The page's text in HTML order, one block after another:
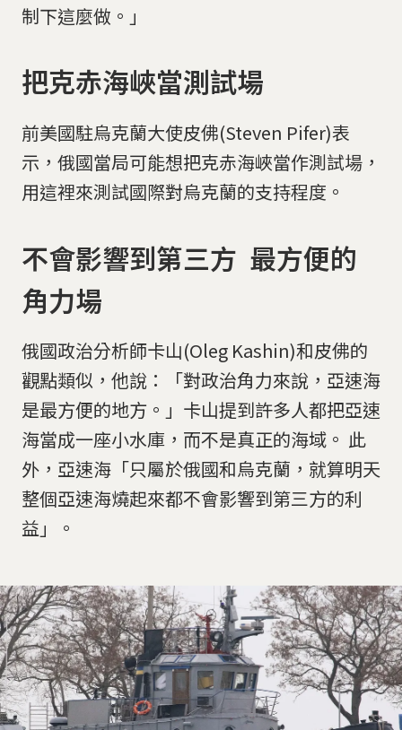
制下這麼做。」
把克赤海峽當測試場
前美國駐烏克蘭大使皮佛(Steven Pifer)表
示，俄國當局可能想把克赤海峽當作測試場，
用這裡來測試國際對烏克蘭的支持程度。
不會影響到第三方 最方便的
角力場
俄國政治分析師卡山(Oleg Kashin)和皮佛的
觀點類似，他說：「對政治角力來說，亞速海
是最方便的地方。」卡山提到許多人都把亞速
海當成一座小水庫，而不是真正的海域。 此
外，亞速海「只屬於俄國和烏克蘭，就算明天
整個亞速海燒起來都不會影響到第三方的利
益」。